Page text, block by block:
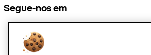
Segue-nos em